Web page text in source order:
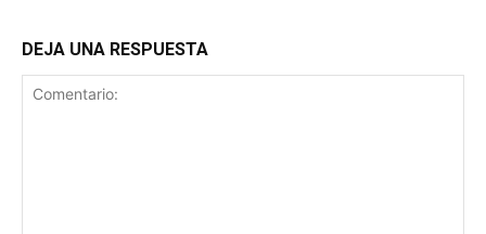
DEJA UNA RESPUESTA